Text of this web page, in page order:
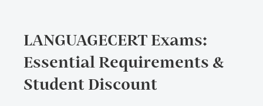
LANGUAGECERT Exams:
Essential Requirements &
Student Discount